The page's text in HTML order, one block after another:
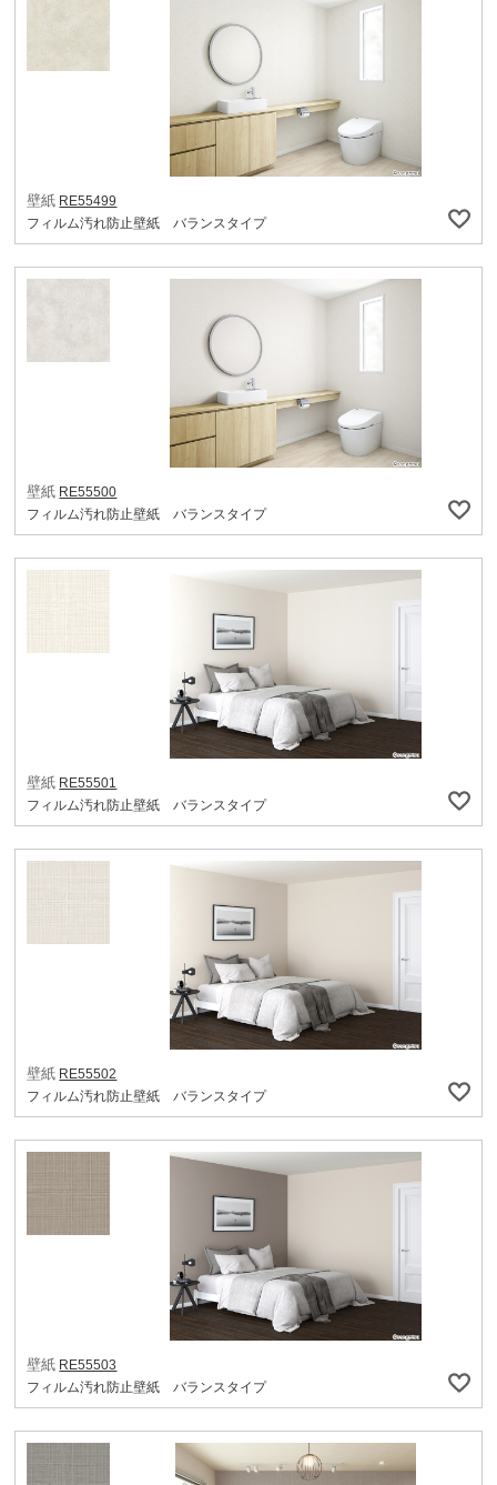
壁紙 RE55499
フィルム汚れ防止壁紙 バランスタイプ
壁紙 RE55500
フィルム汚れ防止壁紙 バランスタイプ
壁紙 RE55501
フィルム汚れ防止壁紙 バランスタイプ
壁紙 RE55502
フィルム汚れ防止壁紙 バランスタイプ
壁紙 RE55503
フィルム汚れ防止壁紙 バランスタイプ